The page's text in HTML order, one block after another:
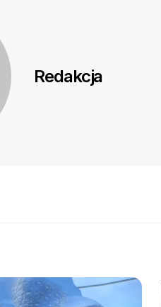
Redakcja